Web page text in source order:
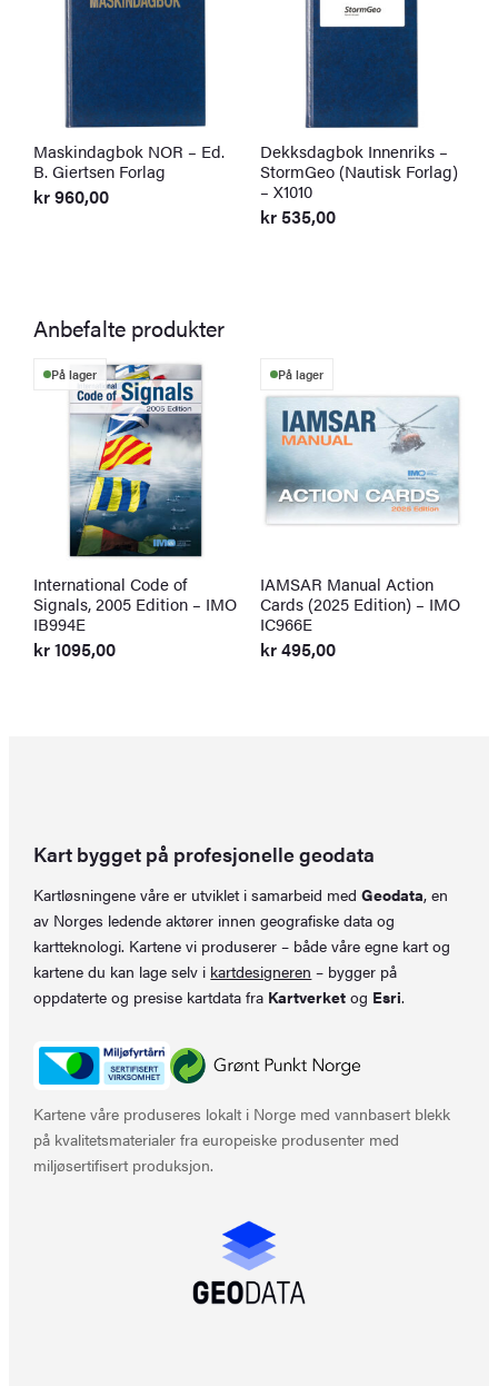
Maskindagbok NOR – Ed.
B. Giertsen Forlag
kr960,00
Dekksdagbok Innenriks –
StormGeo (Nautisk Forlag)
– X1010
kr 535,00
Anbefalte produkter
På lager
International Code of
Signals, 2005 Edition – IMO
IB994E
kr1095,00
På lager
IAMSAR Manual Action
Cards (2025 Edition) – IMO
IC966E
kr495,00
Kart bygget på profesjonelle geodata
Kartløsningene våre er utviklet i samarbeid medGeodata, en
av Norges ledende aktører innen geografiske data og
kartteknologi. Kartene vi produserer – både våre egne kart og
kartene du kan lage selv i kartdesigneren – bygger på
oppdaterte og presise kartdata fra Kartverket og Esri.
Kartene våre produseres lokalt i Norge med vannbasert blekk
på kvalitetsmaterialer fra europeiske produsenter med
miljøsertifisert produksjon.